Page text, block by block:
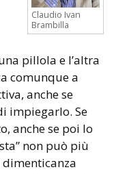
Claudio Ivan
Brambilla
pillola e l’altra
comunque a
anche se
impiegarlo. Se
anche se poi lo
non può più